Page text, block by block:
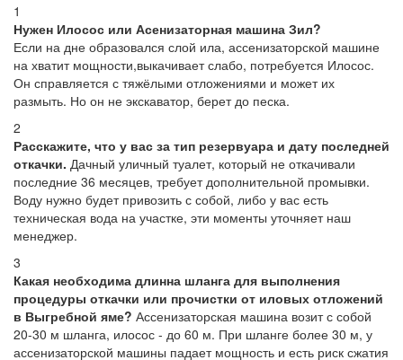
1
Нужен Илосос или Асенизаторная машина Зил?
Если на дне образовался слой ила, ассенизаторской машине
на хватит мощности,выкачивает слабо, потребуется Илосос.
Он справляется с тяжёлыми отложениями и может их
размыть. Но он не экскаватор, берет до песка.
2
Расскажите, что у вас за тип резервуара и дату последней
откачки. Дачный уличный туалет, который не откачивали
последние 36 месяцев, требует дополнительной промывки.
Воду нужно будет привозить с собой, либо у вас есть
техническая вода на участке, эти моменты уточняет наш
менеджер.
3
Какая необходима длинна шланга для выполнения
процедуры откачки или прочистки от иловых отложений
в Выгребной яме? Ассенизаторская машина возит с собой
20-30 м шланга, илосос - до 60 м. При шланге более 30 м, у
ассенизаторской машины падает мощность и есть риск сжатия